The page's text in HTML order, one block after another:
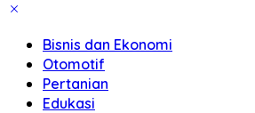
Bisnis dan Ekonomi
Otomotif
Pertanian
Edukasi